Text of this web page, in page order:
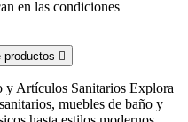
en las condiciones
productos 
y Artículos Sanitarios Explora
muebles de baño y